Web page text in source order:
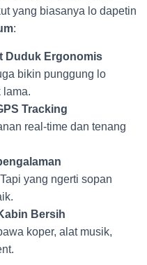
yang biasanya lo dapetin
:
Duduk Ergonomis
bikin punggung lo
lama.
Tracking
real-time dan tenang
yang ngerti sopan
Bersih
koper, alat musik,